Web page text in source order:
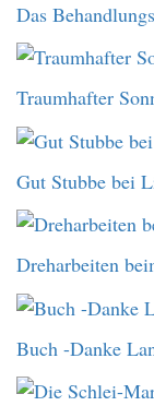
Das
Traumhafter
Gut Stubbe bei
Dreharbeiten
Buch -Danke